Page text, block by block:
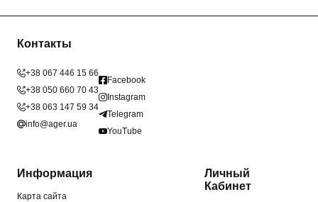
Контакты
+38 067 446 15 66
+38 050 660 70 43
+38 063 147 59 34
info@ager.ua
Facebook
Instagram
Telegram
YouTube
Информация
Карта сайта
Личный
Кабинет